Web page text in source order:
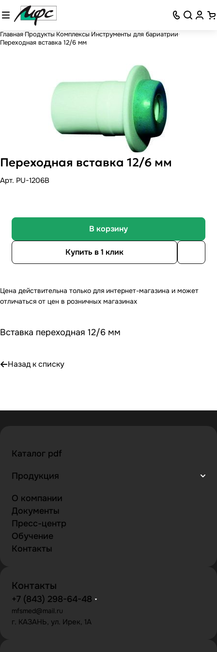
Главная Продукты Комплексы Инструменты для бариатрии
Переходная вставка 12/6 мм
Переходная вставка 12/6 мм
Арт. PU-1206B
В корзину
Купить в 1 клик
Цена действительна только для интернет-магазина и может
отличаться от цен в розничных магазинах
Вставка переходная 12/6 мм
Назад к списку
Каталог pdf
Продукция
О компании
Документы
Пресс-центр
Обучение
Контакты
Контакты
+7 (843) 298-64-48
mfsmed@mail.ru
г. КАЗАНЬ, ул. Ирек, 1А